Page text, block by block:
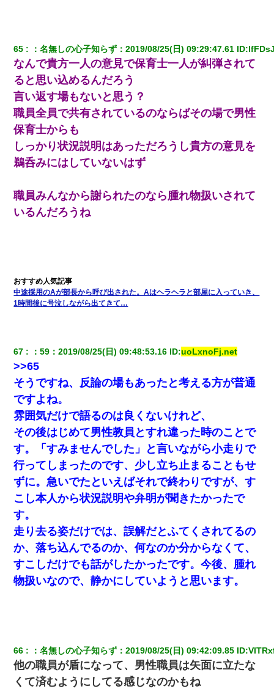
全く親しくないママ友Aから突然「飲み会しよう」と誘われたがお
断りした。後日Aの企みを知ってゾッとするやら腹立つやら！
見合いにて。嫁「はじめまして」俺「失礼ですが○○さんご本人で
すか？」
旦那の元嫁「離婚したとはいえ、私が本来の妻。許可なく結婚す
るなんてどういう神経してるの？離婚届を記入して持って来い」
→笑いが止まらなくなり・・・
書店「息子さんが万引きしました」私「はっ？(息子目の前にいる
し…)うちの子ではないので迎えに行きません」→息子を名乗って
た人物の正体が判明するも・・・
旦那が長男のDNA鑑定をしたら血縁関係0%だった。旦那「やっぱ
りウワキしてたんだな…」長男「俺は誰の子供なの？」長女・次
男「ウワキ女！」
65 ：名無しの心子知らず ：2019/08/25(日) 09:29:47.61 ID:
なんで貴方一人の意見で保育士一人が糾弾されて
ると思い込めるんだろう
言い返す場もないと思う？
職員全員で共有されているのならばその場で男性
保育士からも
しっかり状況説明はあっただろうし貴方の意見を
鵜呑みにはしていないはず
職員みんなから謝られたのなら腫れ物扱いされて
いるんだろうね
中途採用のAが部長から呼び出された。Aはヘラヘラと部屋に入っていき、
1時間後に号泣しながら出てきて…
67 ：59 ：2019/08/25(日) 09:48:53.16 ID:uoLxnoFj.net
>>65
そうですね、反論の場もあったと考える方が普通
ですよね。
雰囲気だけで語るのは良くないけれど、
その後はじめて男性教員とすれ違った時のことで
す。「すみませんでした」と言いながら小走りで
行ってしまったのです、少し立ち止まることもせ
ずに。急いでたといえばそれで終わりですが、す
こし本人から状況説明や弁明が聞きたかったで
す。
走り去る姿だけでは、誤解だとふてくされてるの
か、落ち込んでるのか、何なのか分からなくて、
すこしだけでも話がしたかったです。今後、腫れ
物扱いなので、静かにしていようと思います。
66 ：名無しの心子知らず ：2019/08/25(日) 09:42:09.85 ID:
他の職員が盾になって、男性職員は矢面に立たな
くて済むようにしてる感じなのかもね